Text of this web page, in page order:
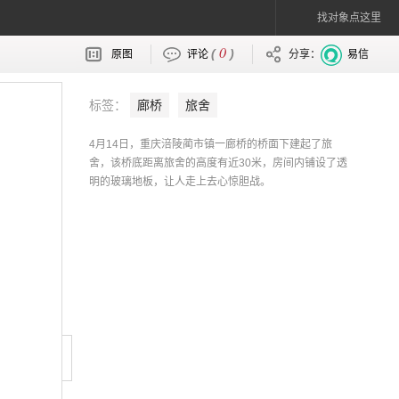
找对象点这里
原图 评论 (0 ) 分享： 易信
标签： 廊桥 旅舍
4月14日，重庆涪陵蔺市镇一廊桥的桥面下建起了旅
舍，该桥底距离旅舍的高度有近30米，房间内铺设了透
明的玻璃地板，让人走上去心惊胆战。